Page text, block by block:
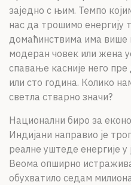
заједно с њим. Темпо
нас да трошимо енергију
домаћинствима има више
модеран човек или жена
спавање касније него
или сто година. Колико
светла стварно значи?
Национални биро за
Индијани направио је
реалне уштеде енергије
Веома опширно
обухватило седам